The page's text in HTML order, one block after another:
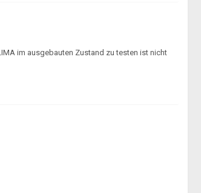
im ausgebauten Zustand zu testen ist nicht